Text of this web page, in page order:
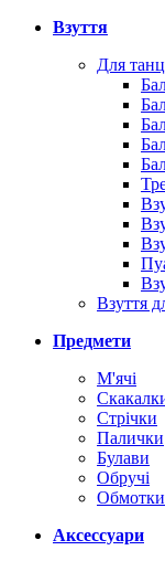
Взуття
Для
Взуття
Предмети
М'ячі
Стрічки
Палички
Булави
Обручі
Обмотки
Аксессуари